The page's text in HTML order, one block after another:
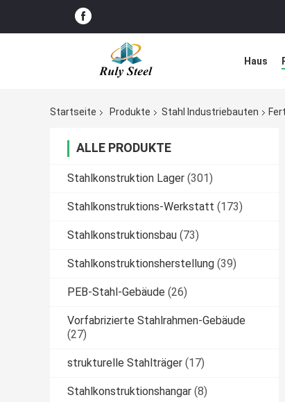
Haus
Startseite
Produkte Stahl Industriebauten
ALLE PRODUKTE
Stahlkonstruktion Lager (301)
Stahlkonstruktions-Werkstatt (173)
Stahlkonstruktionsbau (73)
Stahlkonstruktionsherstellung (39)
PEB-Stahl-Gebäude (26)
Vorfabrizierte Stahlrahmen-Gebäude
(27)
strukturelle Stahlträger (17)
Stahlkonstruktionshangar (8)